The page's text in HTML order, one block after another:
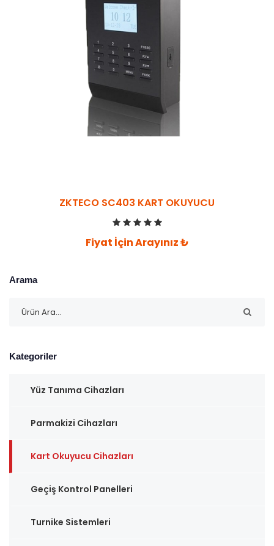
ZKTECO SC403 KART OKUYUCU
Fiyat İçin Arayınız ₺
Arama
Kategoriler
Yüz Tanıma Cihazları
Parmakizi Cihazları
Kart Okuyucu Cihazları
Geçiş Kontrol Panelleri
Turnike Sistemleri